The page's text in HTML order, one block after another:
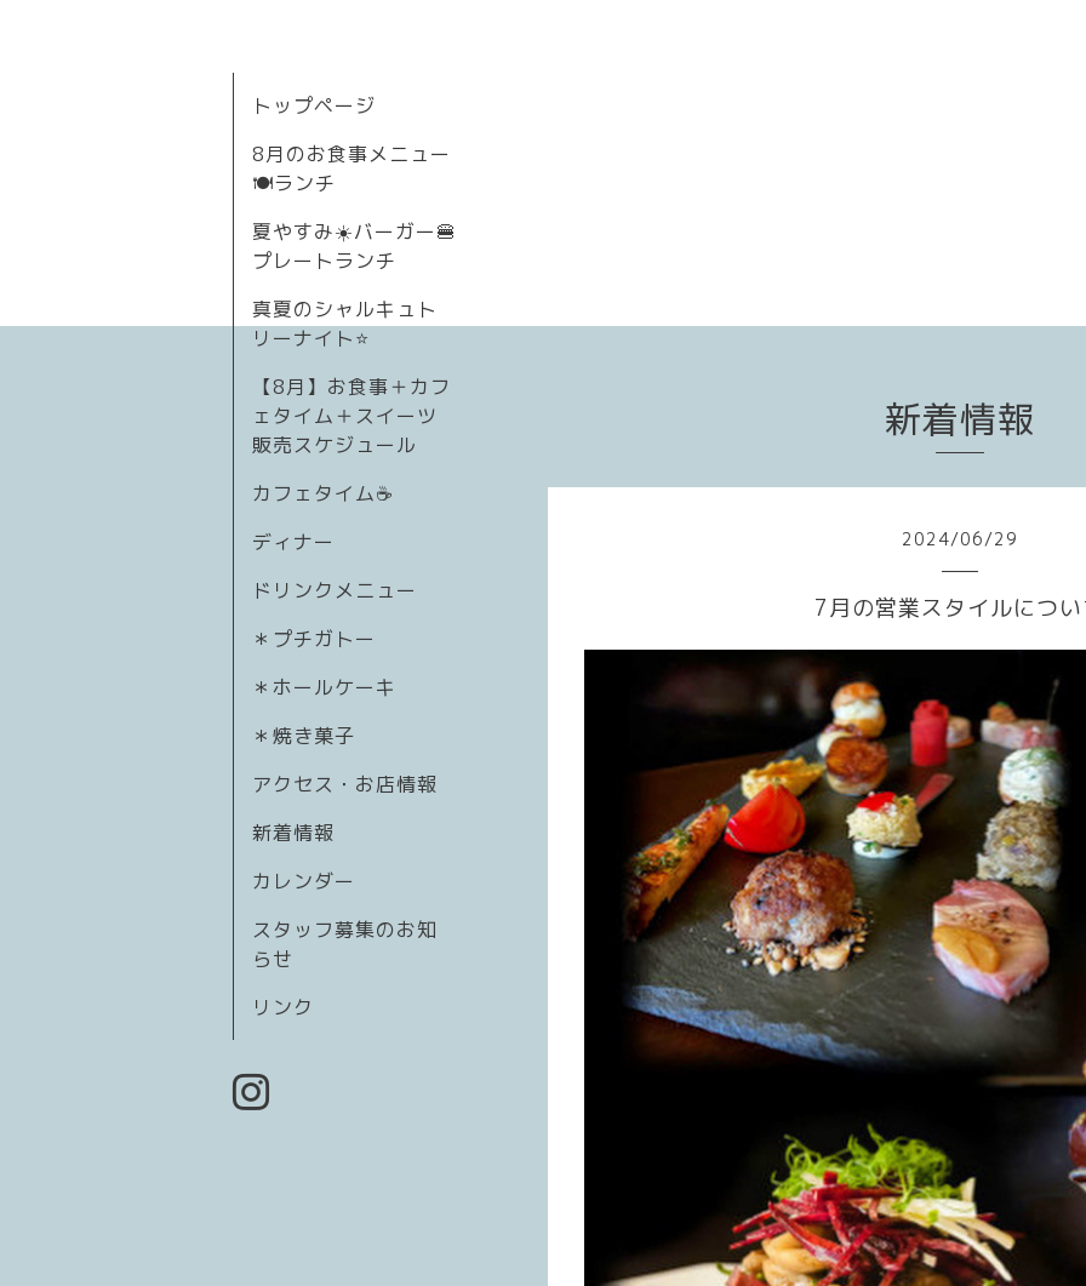
トップページ
8月のお食事メニュー
🍽ランチ
夏やすみ☀️バーガー🍔
プレートランチ
真夏のシャルキュト
リーナイト⭐
【8月】お食事＋カフ
ェタイム＋スイーツ
販売スケジュール
カフェタイム☕️
ディナー
ドリンクメニュー
＊プチガトー
＊ホールケーキ
＊焼き菓子
アクセス・お店情報
新着情報
カレンダー
スタッフ募集のお知
らせ
リンク
新着情報
2024/06/29
7月の営業スタイルにつ